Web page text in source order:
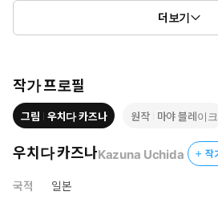
칼립소는 도망쳤다. 임신한 것도, 자신
더보기
작가 프로필
그림 우치다 카즈나 원작 마야 블레이크
우치다 카즈나Kazuna Uchida 작
국적 일본